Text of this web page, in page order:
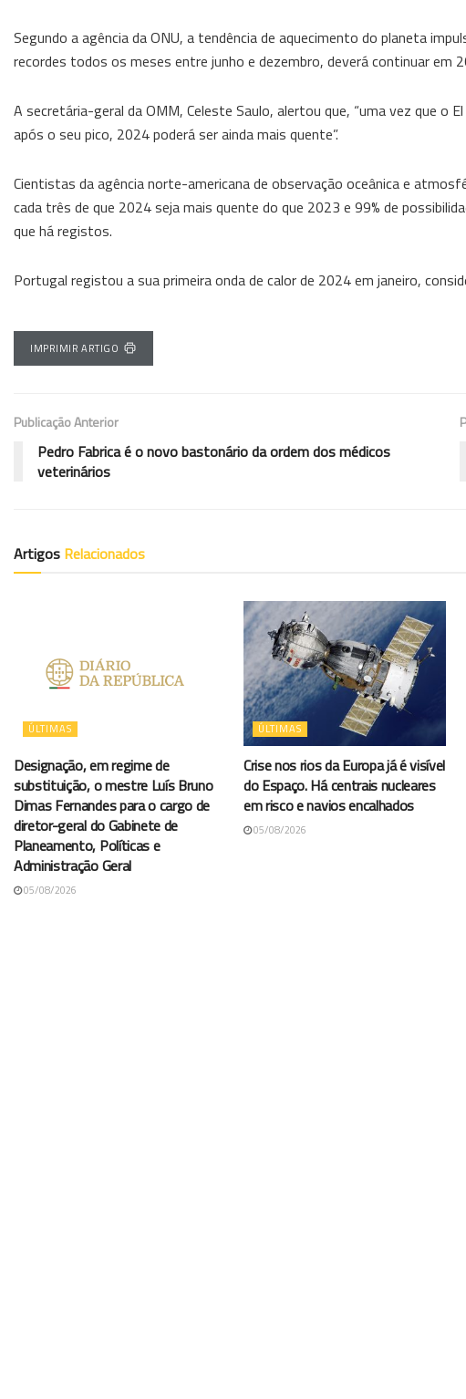
Segundo a agência da ONU, a tendência de aquecimento do planeta
recordes todos os meses entre junho e dezembro, deverá continuar em
A secretária-geral da OMM, Celeste Saulo, alertou que, “uma vez que
após o seu pico, 2024 poderá ser ainda mais quente”.
Cientistas da agência norte-americana de observação oceânica e
cada três de que 2024 seja mais quente do que 2023 e 99% de
que há registos.
Portugal registou a sua primeira onda de calor de 2024 em janeiro,
IMPRIMIR ARTIGO
Publicação Anterior
Pedro Fabrica é o novo bastonário da ordem dos médicos
veterinários
Artigos Relacionados
ÚLTIMAS
Designação, em regime de
substituição, o mestre Luís Bruno
Dimas Fernandes para o cargo de
diretor-geral do Gabinete de
Planeamento, Políticas e
Administração Geral
05/08/2026
ÚLTIMAS
Crise nos rios da Europa já é visível
do Espaço. Há centrais nucleares
em risco e navios encalhados
05/08/2026